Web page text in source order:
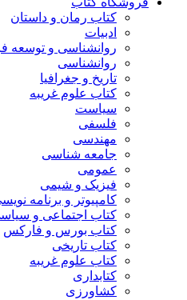
کتاب رمان و داستان
ادبیات
روانشناسی و توسعه
روانشناسی
تاریخ و جغرافیا
کتاب علوم غریبه
سیاست
فلسفی
مهندسی
جامعه شناسی
عمومی
فیزیک و شیمی
کامپیوتر و برنامه
کتاب اجتماعی و
کتاب بورس و فارکس
کتاب تاریخی
کتاب علوم غریبه
کتابداری
کشاورزی